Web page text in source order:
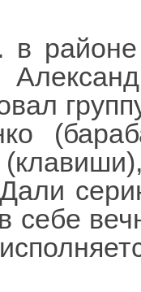
в
себе